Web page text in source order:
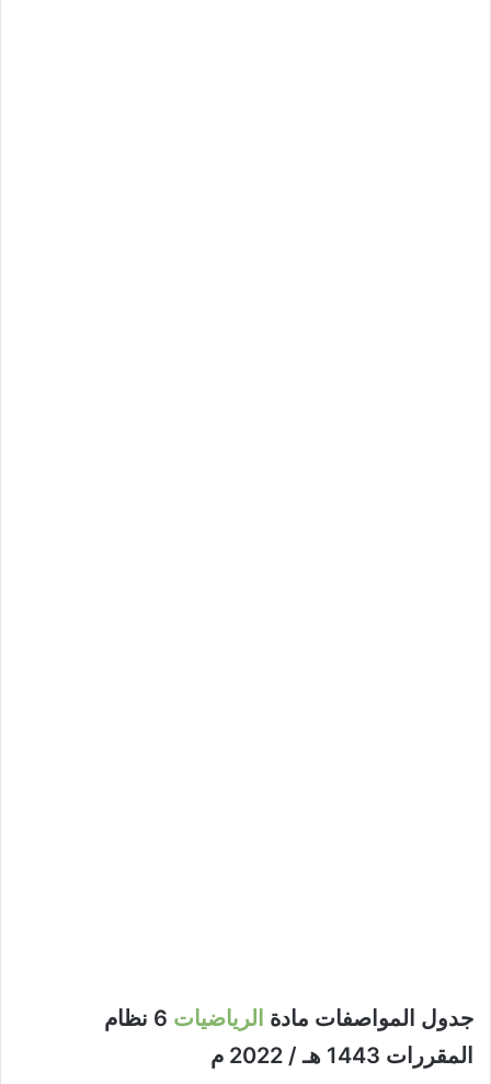
جدول المواصفات مادة الرياضيات
6 نظام
المقررات 1443 هـ / 2022 م